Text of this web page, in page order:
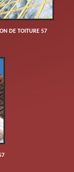
DE TOITURE 57